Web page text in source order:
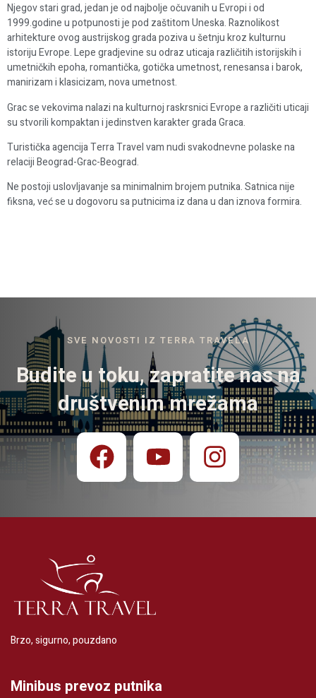
Njegov stari grad, jedan je od najbolje očuvanih u Evropi i od
1999.godine u potpunosti je pod zaštitom Uneska. Raznolikost
arhitekture ovog austrijskog grada poziva u šetnju kroz kulturnu
istoriju Evrope. Lepe gradjevine su odraz uticaja različitih istorijskih i
umetničkih epoha, romantička, gotička umetnost, renesansa i barok,
manirizam i klasicizam, nova umetnost.
Grac se vekovima nalazi na kulturnoj raskrsnici Evrope a različiti uticaji
su stvorili kompaktan i jedinstven karakter grada Graca.
Turistička agencija Terra Travel vam nudi svakodnevne polaske na
relaciji Beograd-Grac-Beograd.
Ne postoji uslovljavanje sa minimalnim brojem putnika. Satnica nije
fiksna, već se u dogovoru sa putnicima iz dana u dan iznova formira.
SVE NOVOSTI IZ TERRA TRAVELA
Budite u toku, zapratite nas na
društvenim mrežama
Brzo, sigurno, pouzdano
Minibus prevoz putnika